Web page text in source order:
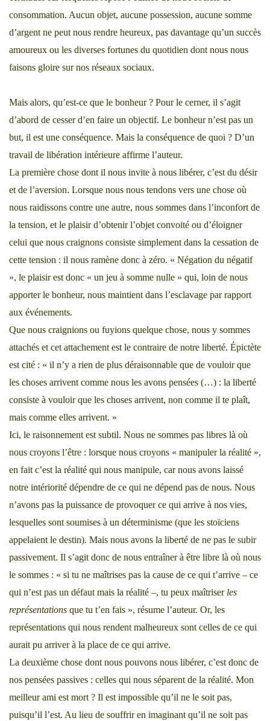
consommation. Aucun objet, aucune possession, aucune somme
d’argent ne peut nous rendre heureux, pas davantage qu’un succès
amoureux ou les diverses fortunes du quotidien dont nous nous
faisons gloire sur nos réseaux sociaux.
Mais alors, qu’est-ce que le bonheur ? Pour le cerner, il s’agit
d’abord de cesser d’en faire un objectif. Le bonheur n’est pas un
but, il est une conséquence. Mais la conséquence de quoi ? D’un
travail de libération intérieure affirme l’auteur.
La première chose dont il nous invite à nous libérer, c’est du désir
et de l’aversion. Lorsque nous nous tendons vers une chose où
nous raidissons contre une autre, nous sommes dans l’inconfort de
la tension, et le plaisir d’obtenir l’objet convoité ou d’éloigner
celui que nous craignons consiste simplement dans la cessation de
cette tension : il nous ramène donc à zéro. « Négation du négatif
», le plaisir est donc « un jeu à somme nulle » qui, loin de nous
apporter le bonheur, nous maintient dans l’esclavage par rapport
aux événements.
Que nous craignions ou fuyions quelque chose, nous y sommes
attachés et cet attachement est le contraire de notre liberté. Épictète
est cité : « il n’y a rien de plus déraisonnable que de vouloir que
les choses arrivent comme nous les avons pensées (…) : la liberté
consiste à vouloir que les choses arrivent, non comme il te plaît,
mais comme elles arrivent. »
Ici, le raisonnement est subtil. Nous ne sommes pas libres là où
nous croyons l’être : lorsque nous croyons « manipuler la réalité »,
en fait c’est la réalité qui nous manipule, car nous avons laissé
notre intériorité dépendre de ce qui ne dépend pas de nous. Nous
n’avons pas la puissance de provoquer ce qui arrive à nos vies,
lesquelles sont soumises à un déterminisme (que les stoïciens
appelaient le destin). Mais nous avons la liberté de ne pas le subir
passivement. Il s’agit donc de nous entraîner à être libre là où nous
le sommes : « si tu ne maîtrises pas la cause de ce qui t’arrive – ce
qui n’est pas un défaut mais la réalité –, tu peux maîtriser les
représentations que tu t’en fais », résume l’auteur. Or, les
représentations qui nous rendent malheureux sont celles de ce qui
aurait pu arriver à la place de ce qui arrive.
La deuxième chose dont nous pouvons nous libérer, c’est donc de
nos pensées passives : celles qui nous séparent de la réalité. Mon
meilleur ami est mort ? Il est impossible qu’il ne le soit pas,
puisqu’il l’est. Au lieu de souffrir en imaginant qu’il ne soit pas